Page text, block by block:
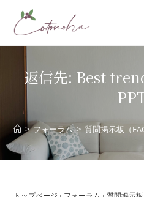
プ
返信先: Best
> フォーラム > 質問掲示板（